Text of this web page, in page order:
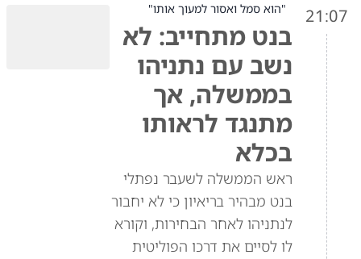
21:07 "הוא סמל ואסור למעוך אותו"
בנט מתחייב: לא
נשב עם נתניהו
בממשלה, אך
מתנגד לראותו
בכלא
ראש הממשלה לשעבר נפתלי
בנט מבהיר בריאיון כי לא יחבור
לנתניהו לאחר הבחירות, וקורא
לו לסיים את דרכו הפוליטית